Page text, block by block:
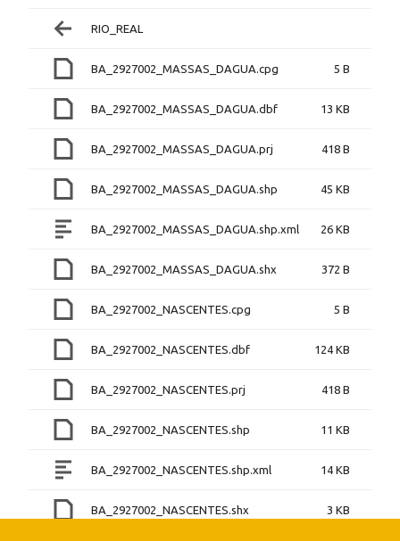
RIO_REAL
BA_2927002_MASSAS_DAGUA.cpg 5 B
BA_2927002_MASSAS_DAGUA.dbf 13 KB
BA_2927002_MASSAS_DAGUA.prj 418 B
BA_2927002_MASSAS_DAGUA.shp 45 KB
BA_2927002_MASSAS_DAGUA.shp.xml 26 KB
BA_2927002_MASSAS_DAGUA.shx 372 B
BA_2927002_NASCENTES.cpg 5 B
BA_2927002_NASCENTES.dbf 124 KB
BA_2927002_NASCENTES.prj 418 B
BA_2927002_NASCENTES.shp 11 KB
BA_2927002_NASCENTES.shp.xml 14 KB
BA_2927002_NASCENTES.shx 3 KB